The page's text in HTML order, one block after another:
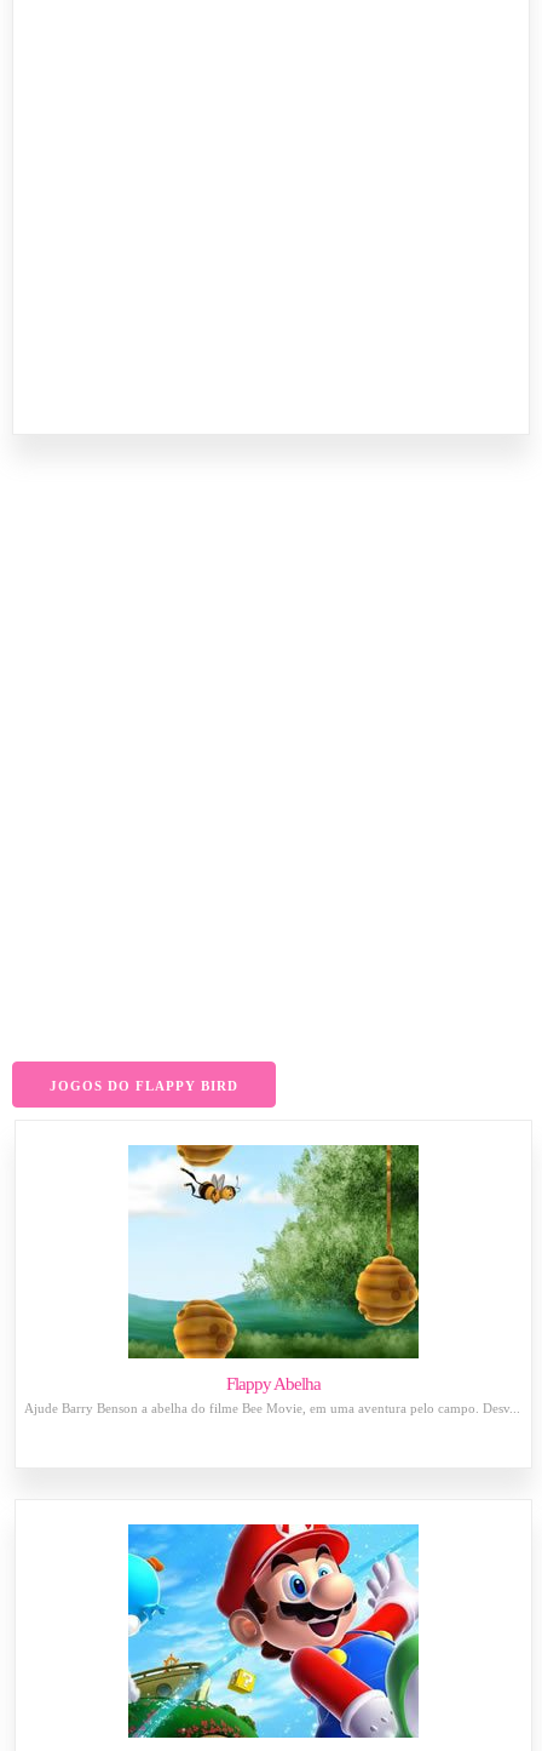
JOGOS DO FLAPPY BIRD
Flappy Abelha
Ajude Barry Benson a abelha do filme Bee Movie, em uma aventura pelo campo. Desv...